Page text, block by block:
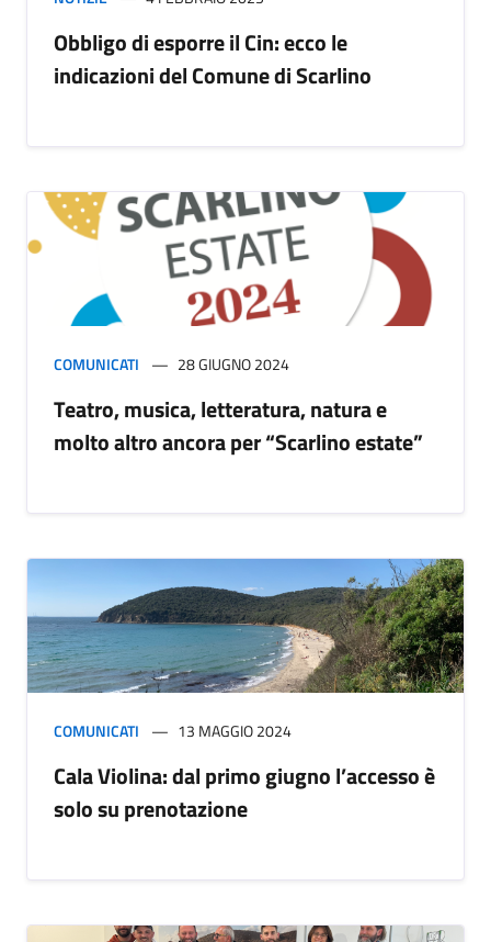
Obbligo di esporre il Cin: ecco le
indicazioni del Comune di Scarlino
COMUNICATI 28 GIUGNO 2024
Teatro, musica, letteratura, natura e
molto altro ancora per “Scarlino estate”
COMUNICATI 13 MAGGIO 2024
Cala Violina: dal primo giugno l’accesso è
solo su prenotazione